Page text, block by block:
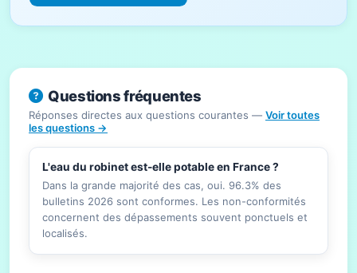
Questions fréquentes
Réponses directes aux questions courantes — Voir toutes
les questions →
L'eau du robinet est-elle potable en France ?
Dans la grande majorité des cas, oui. 96.3% des
bulletins 2026 sont conformes. Les non-conformités
concernent des dépassements souvent ponctuels et
localisés.